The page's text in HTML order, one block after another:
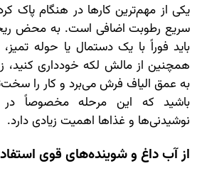
یکی از مهم‌ترین کارها در هنگام پاک
سریع رطوبت اضافی است. به محض
باید فوراً با یک دستمال یا حوله
همچنین از مالش لکه خودداری کنید،
به عمق الیاف فرش می‌برد و کار را
باشید که این مرحله مخصوصاً در
نوشیدنی‌ها و غذاها اهمیت زیادی دارد.
از آب داغ و شوینده‌های قوی